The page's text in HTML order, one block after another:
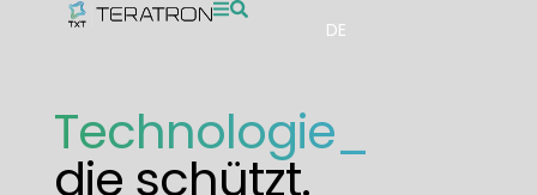
DE
Technologie_
die schützt.